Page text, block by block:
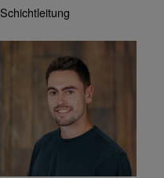
Schichtleitung